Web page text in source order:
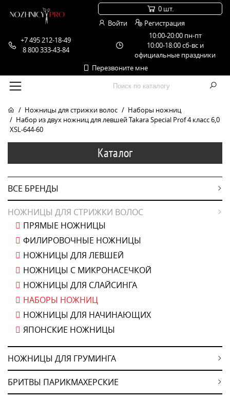
+7 495 212-18-49
8 800 333-43-84
10:00-20:00 пн-пт
10:00-18:00 сб-вс и
официальные праздники
Перезвоните мне
0 шт.
Войти
Регистрация
Ножницы для стрижки волос
Наборы ножниц
Набор из двух ножниц для левшей Takara Special Prof 4 класс 6,0
XSL-644-60
Каталог
ВСЕ БРЕНДЫ
НОЖНИЦЫ ДЛЯ СТРИЖКИ ВОЛОС
ПРЯМЫЕ НОЖНИЦЫ
ФИЛИРОВОЧНЫЕ НОЖНИЦЫ
НОЖНИЦЫ ДЛЯ ЛЕВШЕЙ
НОЖНИЦЫ С МИКРОНАСЕЧКОЙ
НОЖНИЦЫ ДЛЯ СЛАЙСИНГА
НАБОРЫ НОЖНИЦ
НОЖНИЦЫ ДЛЯ НАЧИНАЮЩИХ
ЯПОНСКИЕ НОЖНИЦЫ
НОЖНИЦЫ ДЛЯ ГРУМИНГА
БРИТВЫ ПАРИКМАХЕРСКИЕ